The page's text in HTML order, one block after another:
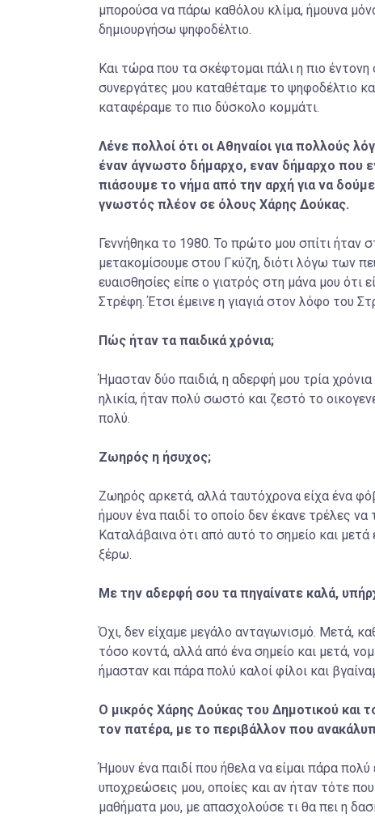
μπορούσα να πάρω καθόλου κλίμα, ήμουνα
δημιουργήσω ψηφοδέλτιο.
Και τώρα που τα σκέφτομαι πάλι η πιο έντονη
συνεργάτες μου καταθέταμε το ψηφοδέλτιο
καταφέραμε το πιο δύσκολο κομμάτι.
Λένε πολλοί ότι οι Αθηναίοι για πολλούς
έναν άγνωστο δήμαρχο, εναν δήμαρχο που
πιάσουμε το νήμα από την αρχή για να
γνωστός πλέον σε όλους Χάρης Δούκας.
Γεννήθηκα το 1980. Το πρώτο μου σπίτι
μετακομίσουμε στου Γκύζη, διότι λόγω των
ευαισθησίες είπε ο γιατρός στη μάνα μου
Στρέφη. Έτσι έμεινε η γιαγιά στον λόφο του
Πώς ήταν τα παιδικά χρόνια;
Ήμασταν δύο παιδιά, η αδερφή μου τρία
ηλικία, ήταν πολύ σωστό και ζεστό το
πολύ.
Ζωηρός η ήσυχος;
Ζωηρός αρκετά, αλλά ταυτόχρονα είχα ένα
ήμουν ένα παιδί το οποίο δεν έκανε τρέλες
Καταλάβαινα ότι από αυτό το σημείο και μετά
ξέρω.
Με την αδερφή σου τα πηγαίνατε καλά,
Όχι, δεν είχαμε μεγάλο ανταγωνισμό. Μετά,
τόσο κοντά, αλλά από ένα σημείο και μετά,
ήμασταν και πάρα πολύ καλοί φίλοι και
Ο μικρός Χάρης Δούκας του Δημοτικού και
τον πατέρα, με το περιβάλλον που
Ήμουν ένα παιδί που ήθελα να είμαι πάρα πολύ
υποχρεώσεις μου, οποίες και αν ήταν τότε
μαθήματα μου, με απασχολούσε τι θα πει η